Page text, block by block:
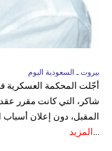
بيروت ـ السعودية اليوم
أجّلت المحكمة العسكرية
المقبل، دون إعلان
المزيد